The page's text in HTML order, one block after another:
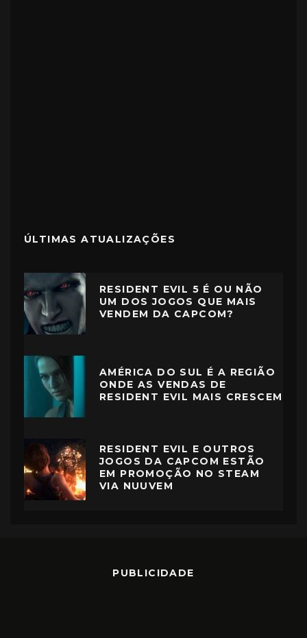
ÚLTIMAS ATUALIZAÇÕES
RESIDENT EVIL 5 É OU NÃO
UM DOS JOGOS QUE MAIS
VENDEM DA CAPCOM?
AMÉRICA DO SUL É A REGIÃO
ONDE AS VENDAS DE
RESIDENT EVIL MAIS CRESCEM
RESIDENT EVIL E OUTROS
JOGOS DA CAPCOM ESTÃO
EM PROMOÇÃO NO STEAM
VIA NUUVEM
PUBLICIDADE